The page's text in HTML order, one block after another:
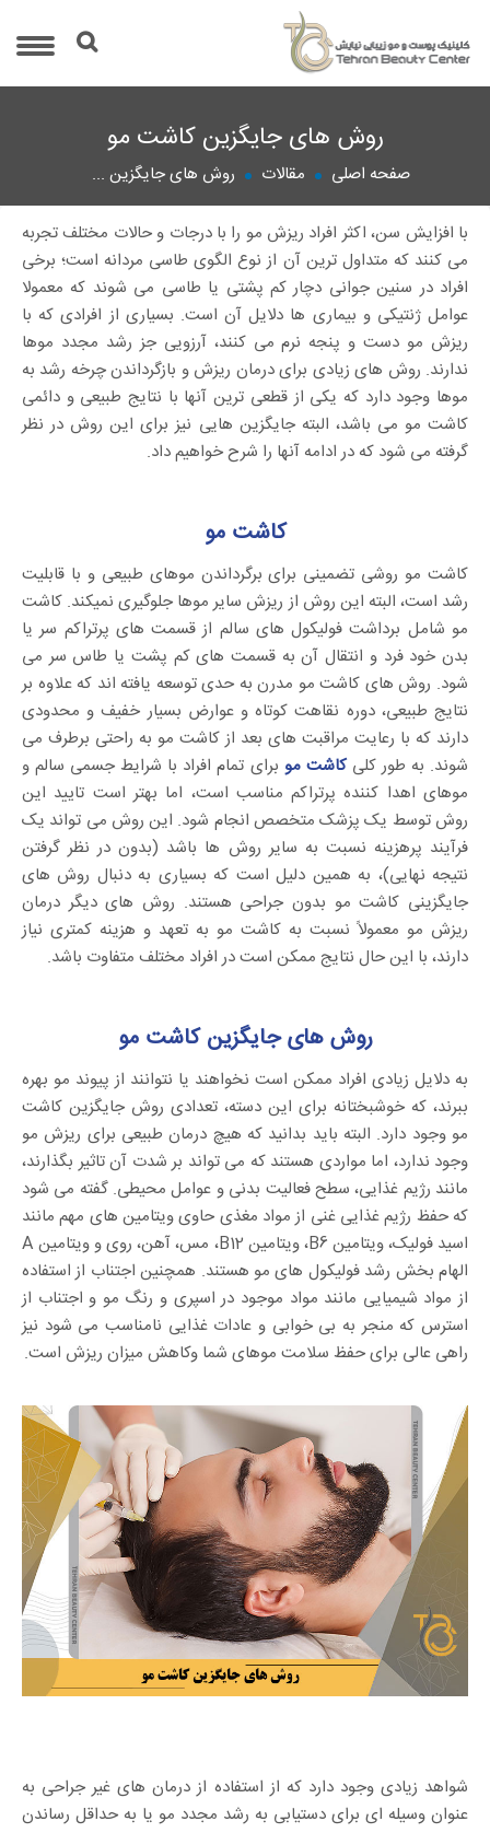
روش های جایگزین کاشت مو
صفحه اصلی مقالات روش های جایگزین ...
با افزایش سن، اکثر افراد ریزش مو را با درجات و حالات مختلف تجربه
می کنند که متداول ترین آن از نوع الگوی طاسی مردانه است؛ برخی
افراد در سنین جوانی دچار کم پشتی یا طاسی می شوند که معمولا
عوامل ژنتیکی و بیماری ها دلایل آن است. بسیاری از افرادی که با
ریزش مو دست و پنجه نرم می کنند، آرزویی جز رشد مجدد موها
ندارند. روش های زیادی برای درمان ریزش و بازگرداندن چرخه رشد به
موها وجود دارد که یکی از قطعی ترین آنها با نتایج طبیعی و دائمی
کاشت مو می باشد، البته جایگزین هایی نیز برای این روش در نظر
گرفته می شود که در ادامه آنها را شرح خواهیم داد.
کاشت مو
کاشت مو روشی تضمینی برای برگرداندن موهای طبیعی و با قابلیت
رشد است، البته این روش از ریزش سایر موها جلوگیری نمیکند. کاشت
مو شامل برداشت فولیکول های سالم از قسمت های پرتراکم سر یا
بدن خود فرد و انتقال آن به قسمت های کم پشت یا طاس سر می
شود. روش های کاشت مو مدرن به حدی توسعه یافته اند که علاوه بر
نتایج طبیعی، دوره نقاهت کوتاه و عوارض بسیار خفیف و محدودی
دارند که با رعایت مراقبت های بعد از کاشت مو به راحتی برطرف می
شوند. به طور کلیکاشت مو برای تمام افراد با شرایط جسمی سالم و
موهای اهدا کننده پرتراکم مناسب است، اما بهتر است تایید این
روش توسط یک پزشک متخصص انجام شود. این روش می تواند یک
فرآیند پرهزینه نسبت به سایر روش ها باشد (بدون در نظر گرفتن
نتیجه نهایی)، به همین دلیل است که بسیاری به دنبال روش های
جایگزینی کاشت مو بدون جراحی هستند. روش های دیگر درمان
ریزش مو معمولاً نسبت به کاشت مو به تعهد و هزینه کمتری نیاز
دارند، با این حال نتایج ممکن است در افراد مختلف متفاوت باشد.
روش های جایگزین کاشت مو
به دلایل زیادی افراد ممکن است نخواهند یا نتوانند از پیوند مو بهره
ببرند، که خوشبختانه برای این دسته، تعدادی روش جایگزین کاشت
مو وجود دارد. البته باید بدانید که هیچ درمان طبیعی برای ریزش مو
وجود ندارد، اما مواردی هستند که می تواند بر شدت آن تاثیر بگذارند،
مانند رژیم غذایی، سطح فعالیت بدنی و عوامل محیطی. گفته می شود
که حفظ رژیم غذایی غنی از مواد مغذی حاوی ویتامین های مهم مانند
اسید فولیک، ویتامین B6، ویتامین B12، مس، آهن، روی و ویتامین A
الهام بخش رشد فولیکول های مو هستند. همچنین اجتناب از استفاده
از مواد شیمیایی مانند مواد موجود در اسپری و رنگ مو و اجتناب از
استرس که منجر به بی خوابی و عادات غذایی نامناسب می شود نیز
راهی عالی برای حفظ سلامت موهای شما وکاهش میزان ریزش است.
شواهد زیادی وجود دارد که از استفاده از درمان های غیر جراحی به
عنوان وسیله ای برای دستیابی به رشد مجدد مو یا به حداقل رساندن